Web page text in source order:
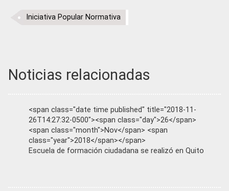
Iniciativa Popular Normativa
Noticias relacionadas
<span class="date time published" title="2018-11-
26T14:27:32-0500"><span class="day">26</span>
<span class="month">Nov</span> <span
class="year">2018</span></span>
Escuela de formación ciudadana se realizó en Quito